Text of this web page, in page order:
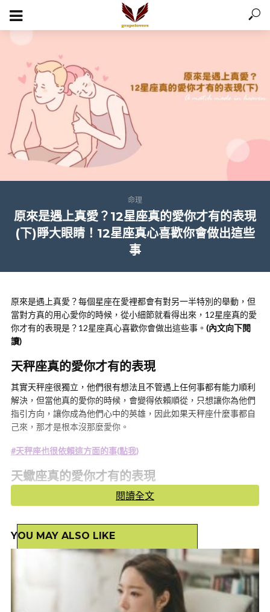
命理
原來是遇上真愛？12星座真的愛你才有的表現
(下)睜大眼睛！12星座真心喜歡你會做出這些
事
原來是遇上真愛？每個星座在愛裡都會有對另一半特別的舉動，但
當對方真的用心愛你的時候，從小細節就看得出來，12星座真的愛
你才有的表現是？12星座真心喜歡你會做出這些事。 (內文向下閱
讀)
天秤座真的愛你才有的表現
其實天秤座很獨立，他們很有想法且不管遇上任何事都有能力順利
解決，但當他真的愛你的時候，會變得依賴順從，只想讓你為他們
指引方向，讓你成為他們心中的英雄，因此如果天秤座什麼事都自
己來，那才是根本沒那麼愛你。
#天秤座也很依賴這方面的事(點我)
天蠍座真的愛你才有的表現
大家都知道天蠍座在戀愛中不是那種容易付出真心的星座，尤其是
愛上你呢？其實天蠍座真正愛一個人是願意付出所有的，他們不會
計較小事，只想要你快樂幸福。
#專屬天蠍座的戀愛浪漫細節(點我)
射手座真的愛你才有的表現
自由靈魂的射手座最討厭的就是束縛了，尤其是你越希望他往東，
閱讀全文
YOU MAY ALSO LIKE